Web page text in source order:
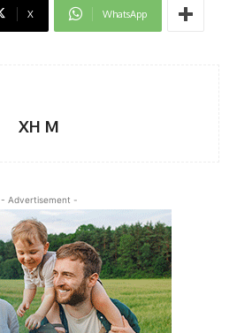
X WhatsApp
XH M
- Advertisement -